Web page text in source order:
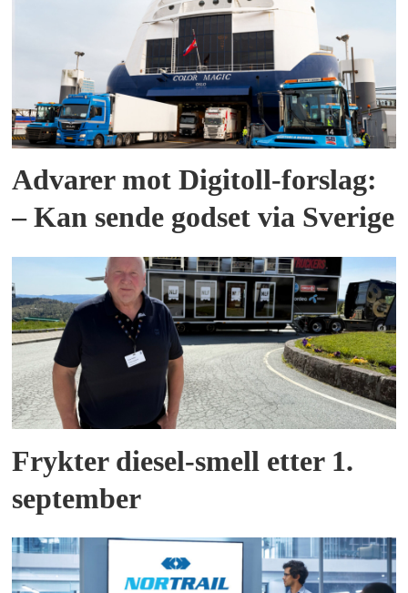
Advarer mot Digitoll-forslag:
– Kan sende godset via Sverige
Frykter diesel-smell etter 1.
september